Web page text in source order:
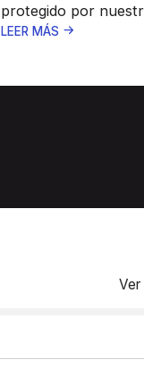
protegido por
LEER MÁS
Ver